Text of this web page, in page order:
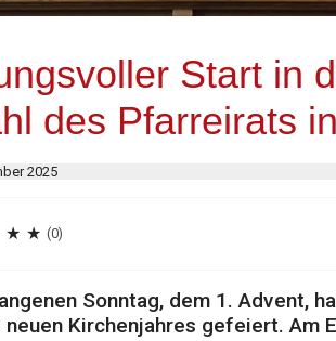
Start in
des Pfarreirats
2025
(0)
Sonntag, dem 1. Advent,
neuen Kirchenjahres gefeiert. Am